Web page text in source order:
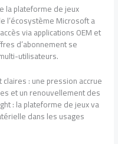
la plateforme de jeux
l’écosystème Microsoft a
via applications OEM et
d’abonnement se
utilisateurs.
: une pression accrue
et un renouvellement des
: la plateforme de jeux va
dans les usages